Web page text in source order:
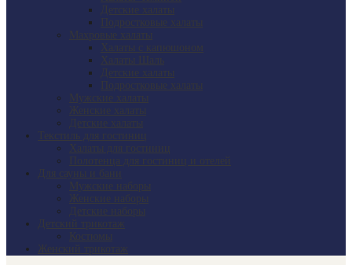
Детские халаты
Подростковые халаты
Махровые халаты
Халаты с капюшоном
Халаты Шаль
Детские халаты
Подростковые халаты
Мужские халаты
Женские халаты
Детские халаты
Текстиль для гостиниц
Халаты для гостиниц
Полотенца для гостиниц и отелей
Для сауны и бани
Мужские наборы
Женские наборы
Детские наборы
Детский трикотаж
Костюмы
Женский трикотаж